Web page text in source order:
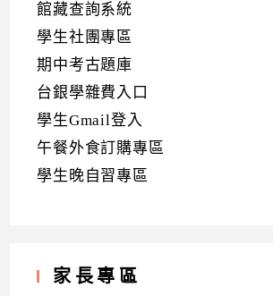
館藏查詢系統
學生社團專區
期中考古題庫
台銀學雜費入口
學生Gmail登入
午餐外食訂購專區
學生晚自習專區
家長專區